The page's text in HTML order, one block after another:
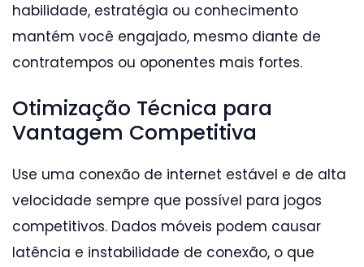
habilidade, estratégia ou conhecimento
mantém você engajado, mesmo diante de
contratempos ou oponentes mais fortes.
Otimização Técnica para
Vantagem Competitiva
Use uma conexão de internet estável e de alta
velocidade sempre que possível para jogos
competitivos. Dados móveis podem causar
latência e instabilidade de conexão, o que